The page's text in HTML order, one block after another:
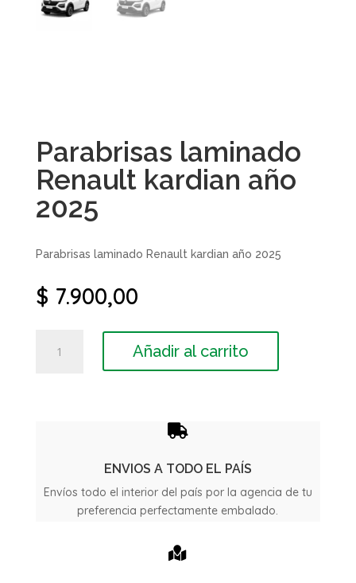
Parabrisas laminado
Renault kardian año
2025
Parabrisas laminado Renault kardian año 2025
$ 7.900,00
laminado
Añadir al carrito

ENVIOS A TODO EL PAÍS
Envíos todo el interior del país por la agencia de tu
preferencia perfectamente embalado.
